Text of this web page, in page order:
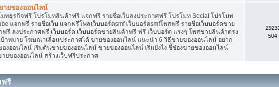
ายของออนไลน์
มทธุรกิจฟรี โปรโมทสินค้าฟรี แจกฟรี รายชื่อเว็บลงประกาศฟรี โปรโมท Social โปรโมท
แจกฟรี รายชื่อเว็บ แจกฟรีโพสเว็บบอร์ดsmf เว็บบอร์ดsmfโพสฟรี รายชื่อเว็บบอร์ดขาย
ฟรี ลงประกาศฟรี เว็บบอร์ด เว็บบอร์ดขายสินค้าฟรี ฟรี เว็บบอร์ด แรงๆ โพสขายสินค้าตรง
ป้าหมาย โฆษณาเลื่อนประกาศได้ ขายของออนไลน์ แนะนำ 6 วิธีขายของออนไลน์ อยาก
งออนไลน์ เริ่มต้นขายของออนไลน์ ขายของออนไลน์ เริ่มยังไง ชี้ช่องขายของออนไลน์
ายของออนไลน์ สร้างเว็บฟรีประกาศ
504
ฟรี